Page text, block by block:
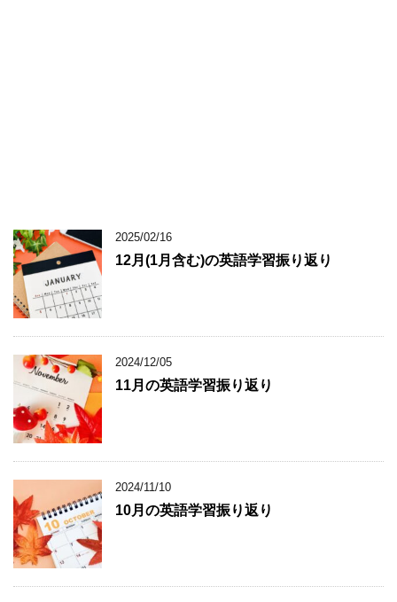
2025/02/16
12月(1月含む)の英語学習振り返り
2024/12/05
11月の英語学習振り返り
2024/11/10
10月の英語学習振り返り